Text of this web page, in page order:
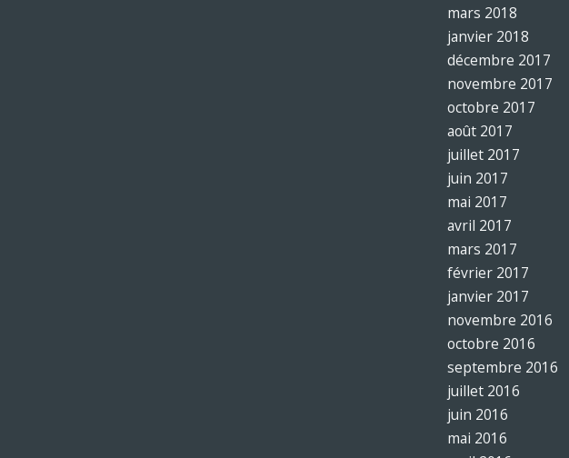
mars 2018
janvier 2018
décembre 2017
novembre 2017
octobre 2017
août 2017
juillet 2017
juin 2017
mai 2017
avril 2017
mars 2017
février 2017
janvier 2017
novembre 2016
octobre 2016
septembre 2016
juillet 2016
juin 2016
mai 2016